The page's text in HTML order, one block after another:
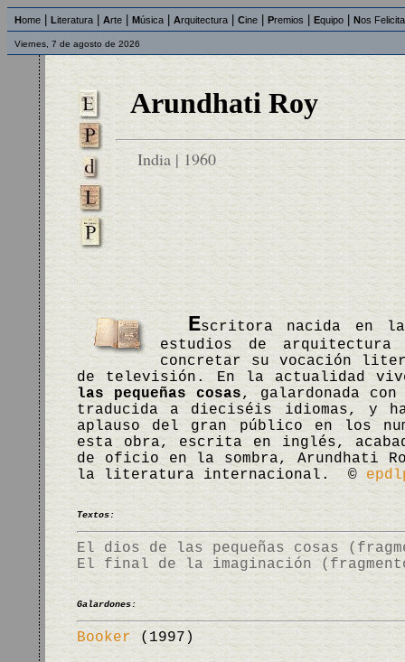
Home Literatura Arte Música Arquitectura Cine Premios Equipo Nos
Viernes, 7 de agosto de 2026
Arundhati Roy
India | 1960
Escritora nacida en
estudios de
concretar su vocación
de televisión. En la actualidad
las pequeñas cosas, galardonada
traducida a dieciséis idiomas, y
aplauso del gran público en los
esta obra, escrita en inglés,
de oficio en la sombra, Arundhati
la literatura internacional. ©
Textos:
El dios de las pequeñas cosas
El final de la imaginación
Galardones:
Booker (1997)